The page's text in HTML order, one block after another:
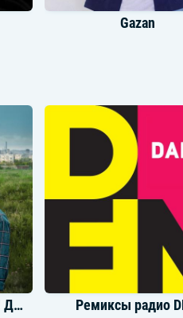
Gazan
Ольга Бузова
Музыка из сериала Мир! Дружба! Жвачка! Часть 2 Ремиксы радио